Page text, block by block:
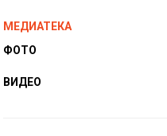
МЕДИАТЕКА
ФОТО
ВИДЕО